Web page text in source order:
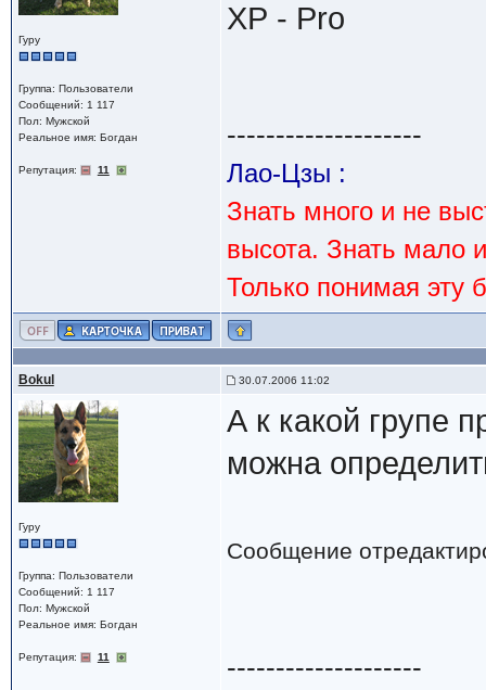
Гуру
Группа: Пользователи
Сообщений: 1 117
Пол: Мужской
Реальное имя: Богдан
Репутация: 11
ХР - Pro
--------------------
Лао-Цзы :
Знать много и не
высота. Знать мало
Только понимая эту
Bokul 30.07.2006 11:02
Гуру
Группа: Пользователи
Сообщений: 1 117
Пол: Мужской
Реальное имя: Богдан
Репутация: 11
А к какой групе
можна
Сообщение
--------------------